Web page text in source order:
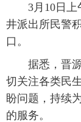
3月10日上午
井派出所民警
口。
据悉，晋源
切关注各类民
盼问题，持续
的服务。